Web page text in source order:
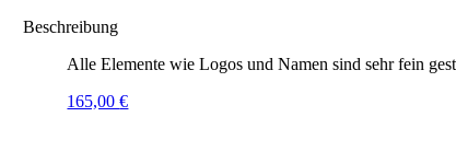
Beschreibung
Alle Elemente wie Logos und Namen sind sehr fein
165,00€